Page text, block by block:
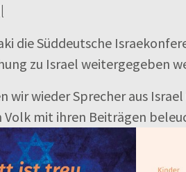
die Süddeutsche
zu Israel weitergegeben
wir wieder Sprecher aus
Volk mit ihren Beiträgen